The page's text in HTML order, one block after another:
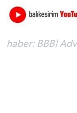
haber: BBB|